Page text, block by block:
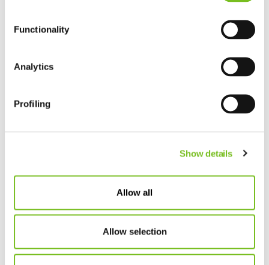
Functionality
Analytics
Profiling
Show details
Allow all
Allow selection